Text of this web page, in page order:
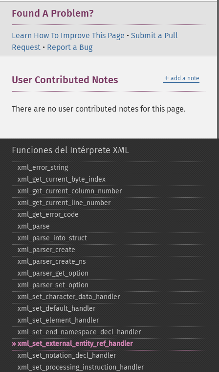
Found A Problem?
Learn How To Improve This Page • Submit a Pull
Request • Report a Bug
＋ add a note
User Contributed Notes
There are no user contributed notes for this page.
Funciones del Intérprete XML
xml_​error_​string
xml_​get_​current_​byte_​index
xml_​get_​current_​column_​number
xml_​get_​current_​line_​number
xml_​get_​error_​code
xml_​parse
xml_​parse_​into_​struct
xml_​parser_​create
xml_​parser_​create_​ns
xml_​parser_​get_​option
xml_​parser_​set_​option
xml_​set_​character_​data_​handler
xml_​set_​default_​handler
xml_​set_​element_​handler
xml_​set_​end_​namespace_​decl_​handler
xml_​set_​external_​entity_​ref_​handler
xml_​set_​notation_​decl_​handler
xml_​set_​processing_​instruction_​handler